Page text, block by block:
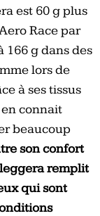
est 60 g plus
Race par
166 g dans des
lors de
à ses tissus
connait
beaucoup
son confort
remplit
qui sont